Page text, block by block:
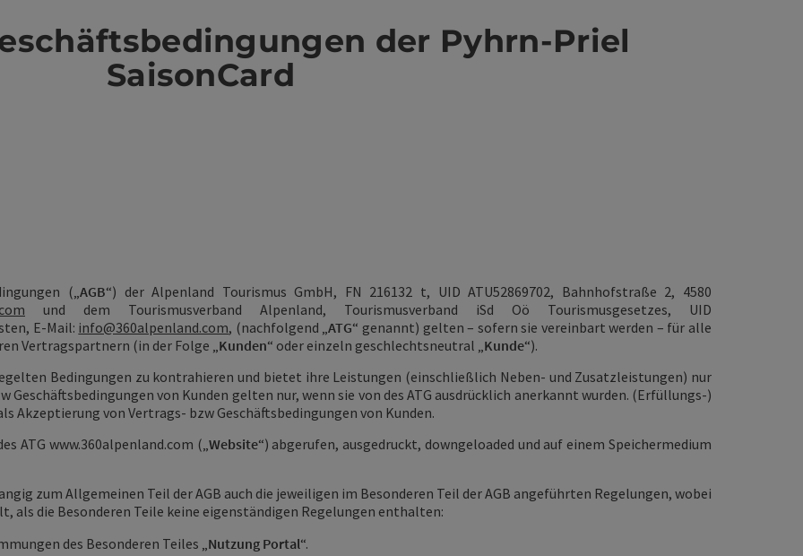
der Pyhrn-Priel
SaisonCard
(„AGB“) der Alpenland Tourismus GmbH, FN 216132 t, UID ATU52869702, Bahnhofstraße 2, 4580
und dem Tourismusverband Alpenland, Tourismusverband iSd Oö Tourismusgesetzes, UID
E-Mail: info@360alpenland.com, (nachfolgend „ATG“ genannt) gelten – sofern sie vereinbart werden – für alle
Vertragspartnern (in der Folge „Kunden“ oder einzeln geschlechtsneutral „Kunde“).
Bedingungen zu kontrahieren und bietet ihre Leistungen (einschließlich Neben- und Zusatzleistungen) nur
Geschäftsbedingungen von Kunden gelten nur, wenn sie von des ATG ausdrücklich anerkannt wurden. (Erfüllungs-)
Akzeptierung von Vertrags- bzw Geschäftsbedingungen von Kunden.
ATG www.360alpenland.com („Website“) abgerufen, ausgedruckt, downgeloaded und auf einem Speichermedium
zum Allgemeinen Teil der AGB auch die jeweiligen im Besonderen Teil der AGB angeführten Regelungen, wobei
als die Besonderen Teile keine eigenständigen Regelungen enthalten:
des Besonderen Teiles „Nutzung Portal“.